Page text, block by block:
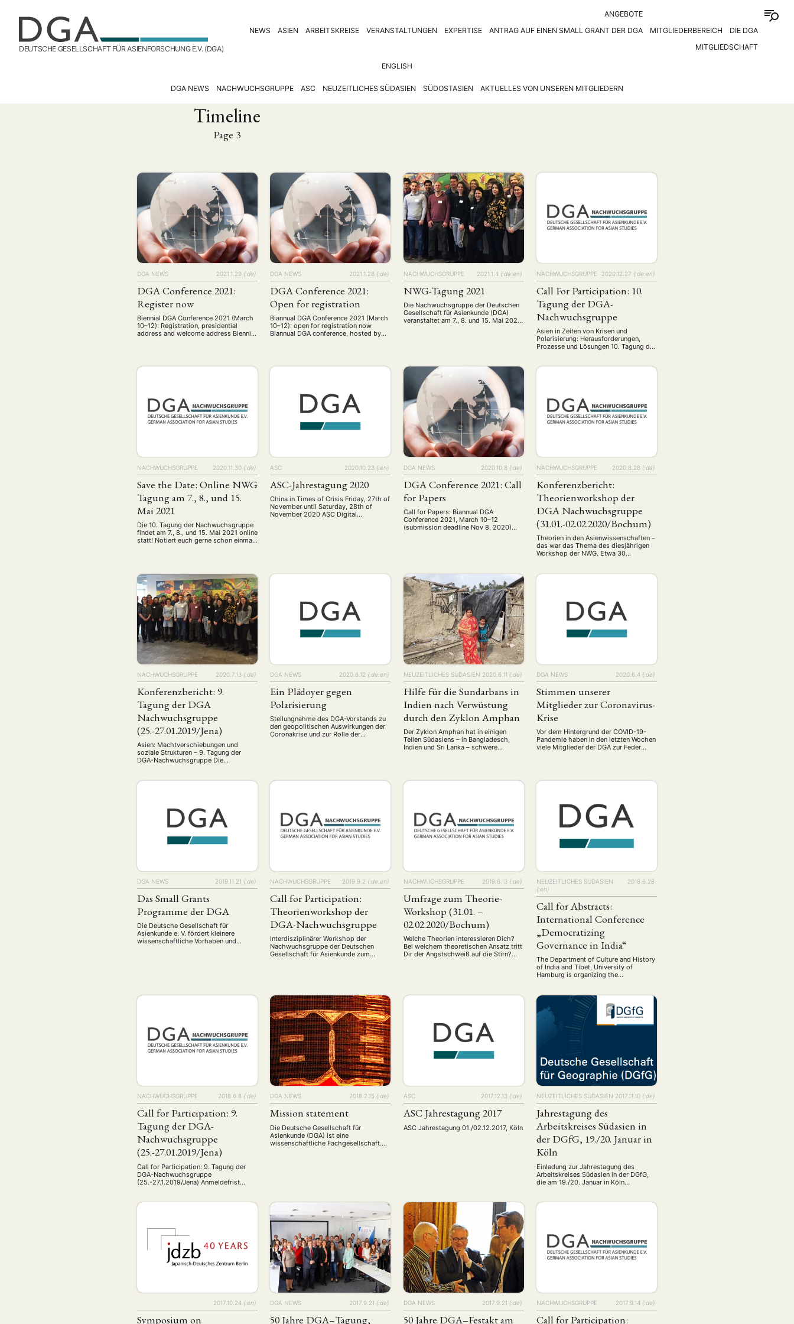
DEUTSCHE GESELLSCHAFT FÜR ASIENFORSCHUNG E.V. (DGA)
NEWS ASIEN ARBEITSKREISE VERANSTALTUNGEN EXPERTISE
ANGEBOTE
ANTRAG AUF EINEN SMALL GRANT DER DGA
MITGLIEDERBEREICH
DIE DGA
MITGLIEDSCHAFT
ARBEITSKREISE VERANSTALTUNGEN EXPERTISE
ANGEBOTE
ANTRAG AUF EINEN SMALL GRANT DER DGA
MITGLIEDERBEREICH
DIE DGA MITGLIEDSCHAFT
Aktuelles von unseren Mitgliedern (4) Art (5) ASIEN (Zeitschrift) (25) Auszeichnung (12) Bericht (128)
Bildung (22) Calls for… (1287) Cinema (4) DGA (92) Diskussion (74) Fellowship (111) Forschung (234)
ENGLISH
DGA NEWS NACHWUCHSGRUPPE ASC NEUZEITLICHES SÜDASIEN SÜDOSTASIEN AKTUELLES VON UNSEREN MITGLIEDERN
Timeline
Page 3
DGA NEWS 2021.1.29 {:de}
DGA Conference 2021:
Register now
Biennial DGA Conference 2021 (March
10–12): Registration, presidential
address and welcome address Biennial
2021 Register now Regular
DGA NEWS 2021.1.28 {:de}
DGA Conference 2021:
Open for registration
Biannual DGA Conference 2021 (March
10–12): open for registration now
Biannual DGA conference, hosted by
registration: December 29 – January 15
March 10 For …
NACHWUCHSGRUPPE 2021.1.4 {:de:en}
NWG-Tagung 2021
Die Nachwuchsgruppe der Deutschen
Gesellschaft für Asienkunde (DGA)
veranstaltet am 7., 8. und 15. Mai 2021
Deutschen Gesellschaft für Asienkunde
(DGA) veranstaltet am 7., 8. und 15. Mai
2021 ihre 10. Tagung! Thema der …
NACHWUCHSGRUPPE 2020.12.27 {:de:en}
Call For Participation: 10.
Tagung der DGA-
Nachwuchsgruppe
Asien in Zeiten von Krisen und
Polarisierung: Herausforderungen,
Prozesse und Lösungen 10. Tagung der
Mai 2021 (Digitale Tagung) Krisen,
Lösungen und führen zu neuen
Prozessen. Gerade im letzten Jahr
haben wir vielfach gesehen, wie
schnell …
NACHWUCHSGRUPPE 2020.11.30 {:de}
Save the Date: Online NWG
Tagung am 7., 8., und 15.
Mai 2021
Die 10. Tagung der Nachwuchsgruppe
findet am 7., 8., und 15. Mai 2021 online
statt! Notiert euch gerne schon einmal
glücklichen Lage mehr Ressourcen für
Keynote-Speaker aufwenden zu
können. Falls es Personen gibt, …
ASC 2020.10.23 {:en}
ASC-Jahrestagung 2020
China in Times of Crisis Friday, 27th of
November until Saturday, 28th of
November 2020 ASC Digital
DGA NEWS 2020.10.8 {:de}
DGA Conference 2021: Call
for Papers
Call for Papers: Biannual DGA
Conference 2021, March 10–12
(submission deadline Nov 8, 2020)
Papers Submission deadline:
November 8th, 2020 Visit the
conference website: dga-
conference.de
NACHWUCHSGRUPPE 2020.8.28 {:de}
Konferenzbericht:
Theorienworkshop der
DGA Nachwuchsgruppe
(31.01.-02.02.2020/Bochum)
Theorien in den Asienwissenschaften –
das war das Thema des diesjährigen
Workshop der NWG. Etwa 30
Finnland aus die Reise zur Ruhr-
Diskussionen über unsere
Forschungsprojekte. Dabei stellten wir
uns auch Fragen nach dem Umgang
mit Eurozentrismus sowie mit Theorien
außerhalb ihres …
NACHWUCHSGRUPPE 2020.7.13 {:de}
Konferenzbericht: 9.
Tagung der DGA
Nachwuchsgruppe
(25.-27.01.2019/Jena)
Asien: Machtverschiebungen und
soziale Strukturen – 9. Tagung der
DGA-Nachwuchsgruppe Die
diesmal im Akademiehotel in Jena
Nachwuchsgruppe. Nach einleitenden
Worten des SprecherInnenteams
eröffneten Jari John und Felix Doege
die Tagung mit dem ersten Panel zum
Thema Wirtschaft, das von …
DGA NEWS 2020.6.12 {:de:en}
Ein Plädoyer gegen
Polarisierung
Stellungnahme des DGA-Vorstands zu
den geopolitischen Auswirkungen der
Coronakrise und zur Rolle der
Vorstands zu den geopolitischen
Auswirkungen der Coronakrise und zur
halben …
NEUZEITLICHES SÜDASIEN 2020.6.11 {:de}
Hilfe für die Sundarbans in
Indien nach Verwüstung
durch den Zyklon Amphan
Der Zyklon Amphan hat in einigen
Teilen Südasiens – in Bangladesch,
Indien und Sri Lanka – schwere
in einigen Teilen Südasiens – in
DGA NEWS 2020.6.4 {:de}
Stimmen unserer
Mitglieder zur Coronavirus-
Krise
Vor dem Hintergrund der COVID-19-
Pandemie haben in den letzten Wochen
viele Mitglieder der DGA zur Feder
Hintergrund der COVID-19-Pandemie
und Artikel geschrieben, die sich …
DGA NEWS 2019.11.21 {:de}
Das Small Grants
Programme der DGA
Die Deutsche Gesellschaft für
Asienkunde e. V. fördert kleinere
wissenschaftliche Vorhaben und
andere förderfähige Aktivitäten ihrer
Mitglieder bis zu einer maximalen
NACHWUCHSGRUPPE 2019.9.2 {:de:en}
Call for Participation:
Theorienworkshop der
DGA-Nachwuchsgruppe
Interdisziplinärer Workshop der
Nachwuchsgruppe der Deutschen
Gesellschaft für Asienkunde zum
unterschiedlichen Theorien sowie den
über sie geführten Debatten fortbilden
und uns intensiv mit den dabei
verwendeten Begriffen
auseinandersetzen. In der Regel
rezipieren und adaptieren Forschungen
zu …
NACHWUCHSGRUPPE 2019.6.13 {:de}
Umfrage zum Theorie-
Workshop (31.01. –
02.02.2020/Bochum)
Welche Theorien interessieren Dich?
Bei welchem theoretischen Ansatz tritt
Dir der Angstschweiß auf die Stirn?
31. Januar bis 02. Februar 2020 in
NEUZEITLICHES SÜDASIEN
2018.6.28
{:en}
Call for Abstracts:
International Conference
„Democratizing
Governance in India“
The Department of Culture and History
of India and Tibet, University of
Hamburg is organizing the
facet of aspirational polity'. The
conference will take place on 2 and 3
November 2018 at the University of
Hamburg. Scholars are invited to
submit their paper proposals including
NACHWUCHSGRUPPE 2018.6.8 {:de}
Call for Participation: 9.
Tagung der DGA-
Nachwuchsgruppe
(25.-27.01.2019/Jena)
Call for Participation: 9. Tagung der
DGA-Nachwuchsgruppe
(25.-27.1.2019/Jena) Anmeldefrist
Deutschen Gesellschaft für Asienkunde
die Tagung mit dem Schwerpunkt
„Asien: Machtverschiebungen und
soziale Strukturen“. Ziel der Tagung ist
es, Nachwuchswissenschaftler:innen
eine Plattform zu bieten, ihre …
DGA NEWS 2018.2.15 {:de}
Mission statement
Die Deutsche Gesellschaft für
Asienkunde (DGA) ist eine
wissenschaftliche Fachgesellschaft.
Wirtschaft und Öffentlichkeit. Seit ihrer
Gründung im Jahre …
ASC 2017.12.13 {:de}
ASC Jahrestagung 2017
ASC Jahrestagung 01./02.12.2017, Köln
NEUZEITLICHES SÜDASIEN 2017.11.10 {:de}
Jahrestagung des
Arbeitskreises Südasien in
der DGfG, 19./20. Januar in
Köln
Einladung zur Jahrestagung des
Arbeitskreises Südasien in der DGfG,
die am 19./20. Januar in Köln
Alexander Follmann (a.follmann@uni-
Doktorand:innen und Studierende.
2017.10.24 {:en}
Symposium on
DGA NEWS 2017.9.21 {:de}
50 Jahre DGA–Tagung,
DGA NEWS 2017.9.21 {:de}
50 Jahre DGA–Festakt am
NACHWUCHSGRUPPE 2017.9.14 {:de}
Call for Participation: